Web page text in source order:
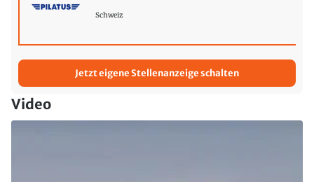
Schweiz
Jetzt eigene Stellenanzeige schalten
Video